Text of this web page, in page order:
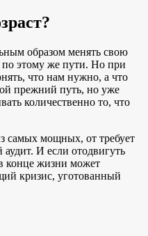
образом менять свою
этому же пути. Но при
что нам нужно, а что
прежний путь, но уже
количественно то, что
самых мощных, от требует
И если отодвигуть
конце жизни может
кризис, уготованный